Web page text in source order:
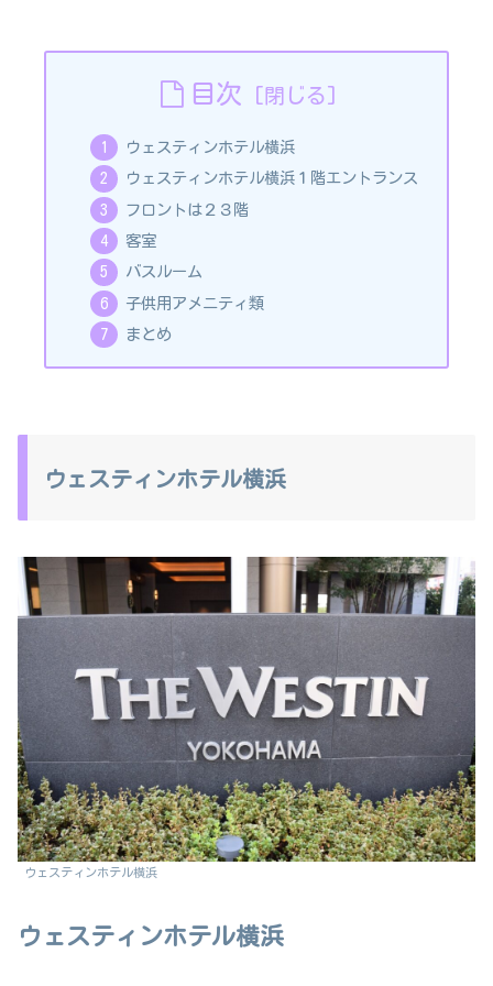
目次
ウェスティンホテル横浜
ウェスティンホテル横浜１階エントランス
フロントは２３階
客室
バスルーム
子供用アメニティ類
まとめ
ウェスティンホテル横浜
ウェスティンホテル横浜
ウェスティンホテル横浜